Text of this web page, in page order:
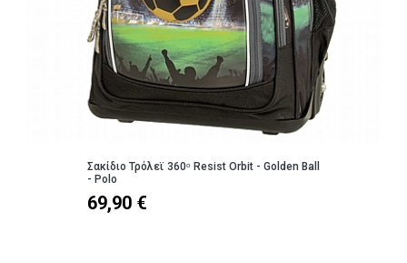
Σακίδιο Τρόλεϊ 360ᵒ Resist Orbit - Golden Ball
- Polo
69,90 €